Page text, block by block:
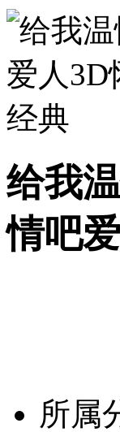
给我
情吧
所属